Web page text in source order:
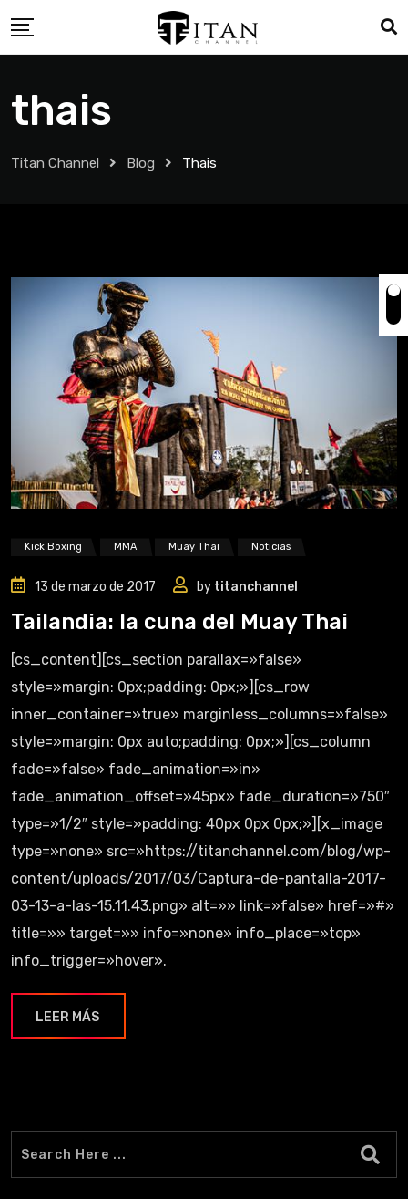
thais
Titan Channel Blog Thais
Kick Boxing MMA Muay Thai Noticias
13 de marzo de 2017 by titanchannel
Tailandia: la cuna del Muay Thai
[cs_content][cs_section parallax=»false»
style=»margin: 0px;padding: 0px;»][cs_row
inner_container=»true» marginless_columns=»false»
style=»margin: 0px auto;padding: 0px;»][cs_column
fade=»false» fade_animation=»in»
fade_animation_offset=»45px» fade_duration=»750″
type=»1/2″ style=»padding: 40px 0px 0px;»][x_image
type=»none» src=»https://titanchannel.com/blog/wp-
content/uploads/2017/03/Captura-de-pantalla-2017-
03-13-a-las-15.11.43.png» alt=»» link=»false» href=»#»
title=»» target=»» info=»none» info_place=»top»
info_trigger=»hover».
LEER MÁS